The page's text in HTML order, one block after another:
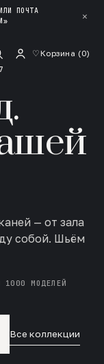
ПОЧТА
✕
♡Корзина (0)
— от зала
собой. Шьём
МОДЕЛЕЙ
Все коллекции